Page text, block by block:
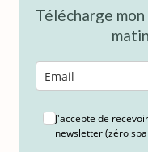
Télécharge
J'accepte de
newsletter (zéro